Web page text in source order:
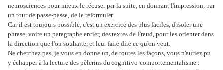
neurosciences pour mieux le récuser par la suite, en donnant l'impression, par
un tour de passe-passe, de le reformuler.
Car il est toujours possible, c'est un exercice des plus faciles, d'isoler une
phrase, voire un paragraphe entier, des textes de Freud, pour les orienter dans
la direction que l'on souhaite, et leur faire dire ce qu'on veut.
Ne cherchez pas, je vous en donne un, de toutes les façons, vous n'auriez pu
y échapper à la lecture des pèlerins du cognitivo-comportementalisme :